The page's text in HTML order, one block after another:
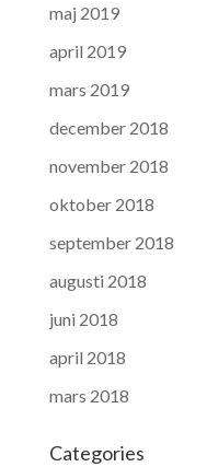
maj 2019
april 2019
mars 2019
december 2018
november 2018
oktober 2018
september 2018
augusti 2018
juni 2018
april 2018
mars 2018
Categories